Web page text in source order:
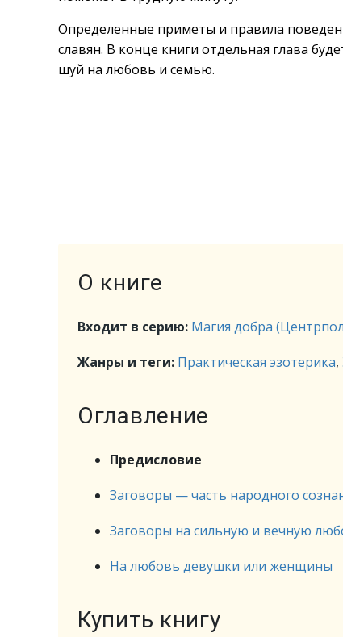
Определенные приметы и правила
славян. В конце книги отдельная глава
шуй на любовь и семью.
О книге
Входит в серию: Магия добра
Жанры и теги: Практическая эзотерика,
Оглавление
Предисловие
Заговоры — часть народного
Заговоры на сильную и вечную
На любовь девушки или женщины
Купить книгу